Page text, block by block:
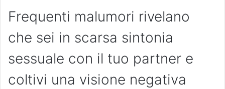
Frequenti malumori rivelano
che sei in scarsa sintonia
sessuale con il tuo partner e
coltivi una visione negativa